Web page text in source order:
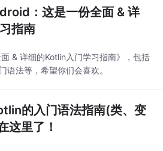
：这是一份全面 & 详
指南
& 详细的Kotlin入门学习指南》，包括
语法等，希望你们会喜欢。
的入门语法指南(类、变
这里了！